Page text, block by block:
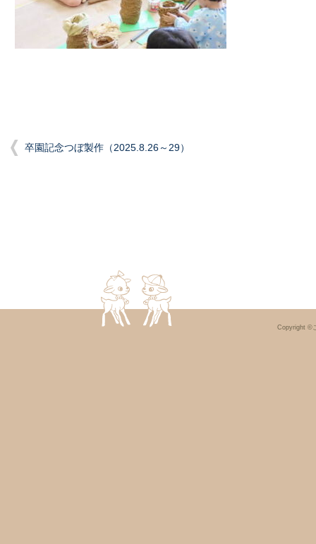
卒園記念つぼ製作（2025.8.26～29）
Copyright ©